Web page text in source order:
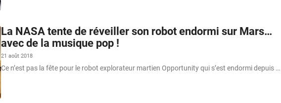
La NASA tente de réveiller son robot endormi sur Mars…
avec de la musique pop !
21 août 2018
Ce n’est pas la fête pour le robot explorateur martien Opportunity qui s’est endormi depuis …